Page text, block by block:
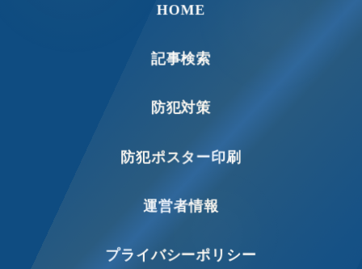
HOME
記事検索
防犯対策
防犯ポスター印刷
運営者情報
プライバシーポリシー